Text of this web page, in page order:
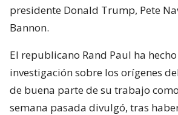
presidente Donald Trump, Pete
Bannon.
El republicano Rand Paul ha
investigación sobre los orígenes
de buena parte de su trabajo
semana pasada divulgó, tras